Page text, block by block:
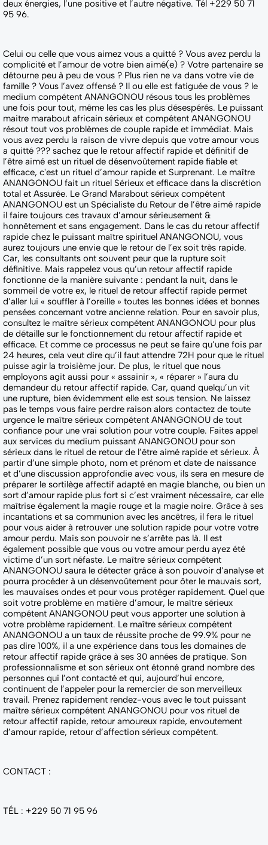
deux énergies, l’une positive et l’autre négative. Tél +229 50 71
95 96.
Celui ou celle que vous aimez vous a quitté ? Vous avez perdu la
complicité et l’amour de votre bien aimé(e) ? Votre partenaire se
détourne peu à peu de vous ? Plus rien ne va dans votre vie de
famille ? Vous l’avez offensé ? Il ou elle est fatiguée de vous ? le
medium compétent ANANGONOU résous tous les problèmes
une fois pour tout, même les cas les plus désespérés. Le puissant
maitre marabout africain sérieux et compétent ANANGONOU
résout tout vos problèmes de couple rapide et immédiat. Mais
vous avez perdu la raison de vivre depuis que votre amour vous
a quitté ??? sachez que le retour affectif rapide et définitif de
l’être aimé est un rituel de désenvoûtement rapide fiable et
efficace, c'est un rituel d’amour rapide et Surprenant. Le maître
ANANGONOU fait un rituel Sérieux et efficace dans la discrétion
total et Assurée. Le Grand Marabout sérieux compétent
ANANGONOU est un Spécialiste du Retour de l’être aimé rapide
il faire toujours ces travaux d’amour sérieusement &
honnêtement et sans engagement. Dans le cas du retour affectif
rapide chez le puissant maître spirituel ANANGONOU, vous
aurez toujours une envie que le retour de l’ex soit très rapide.
Car, les consultants ont souvent peur que la rupture soit
définitive. Mais rappelez vous qu’un retour affectif rapide
fonctionne de la manière suivante : pendant la nuit, dans le
sommeil de votre ex, le rituel de retour affectif rapide permet
d’aller lui « souffler à l’oreille » toutes les bonnes idées et bonnes
pensées concernant votre ancienne relation. Pour en savoir plus,
consultez le maître sérieux compétent ANANGONOU pour plus
de détaille sur le fonctionnement du retour affectif rapide et
efficace. Et comme ce processus ne peut se faire qu’une fois par
24 heures, cela veut dire qu’il faut attendre 72H pour que le rituel
puisse agir la troisième jour. De plus, le rituel que nous
employons agit aussi pour « assainir », « réparer » l’aura du
demandeur du retour affectif rapide. Car, quand quelqu’un vit
une rupture, bien évidemment elle est sous tension. Ne laissez
pas le temps vous faire perdre raison alors contactez de toute
urgence le maître sérieux compétent ANANGONOU de tout
confiance pour une vrai solution pour votre couple. Faites appel
aux services du medium puissant ANANGONOU pour son
sérieux dans le rituel de retour de l’être aimé rapide et sérieux. À
partir d’une simple photo, nom et prénom et date de naissance
et d’une discussion approfondie avec vous, ils sera en mesure de
préparer le sortilège affectif adapté en magie blanche, ou bien un
sort d’amour rapide plus fort si c’est vraiment nécessaire, car elle
maîtrise également la magie rouge et la magie noire. Grâce à ses
incantations et sa communion avec les ancêtres, il fera le rituel
pour vous aider à retrouver une solution rapide pour votre votre
amour perdu. Mais son pouvoir ne s’arrête pas là. Il est
également possible que vous ou votre amour perdu ayez été
victime d’un sort néfaste. Le maître sérieux compétent
ANANGONOU saura le détecter grâce à son pouvoir d’analyse et
pourra procéder à un désenvoûtement pour ôter le mauvais sort,
les mauvaises ondes et pour vous protéger rapidement. Quel que
soit votre problème en matière d’amour, le maître sérieux
compétent ANANGONOU peut vous apporter une solution à
votre problème rapidement. Le maître sérieux compétent
ANANGONOU a un taux de réussite proche de 99.9% pour ne
pas dire 100%, il a une expérience dans tous les domaines de
retour affectif rapide grâce à ses 30 années de pratique. Son
professionnalisme et son sérieux ont étonné grand nombre des
personnes qui l’ont contacté et qui, aujourd’hui encore,
continuent de l’appeler pour la remercier de son merveilleux
travail. Prenez rapidement rendez-vous avec le tout puissant
maître sérieux compétent ANANGONOU pour vos rituel de
retour affectif rapide, retour amoureux rapide, envoutement
d’amour rapide, retour d’affection sérieux compétent.
CONTACT :
TÉL : +229 50 71 95 96